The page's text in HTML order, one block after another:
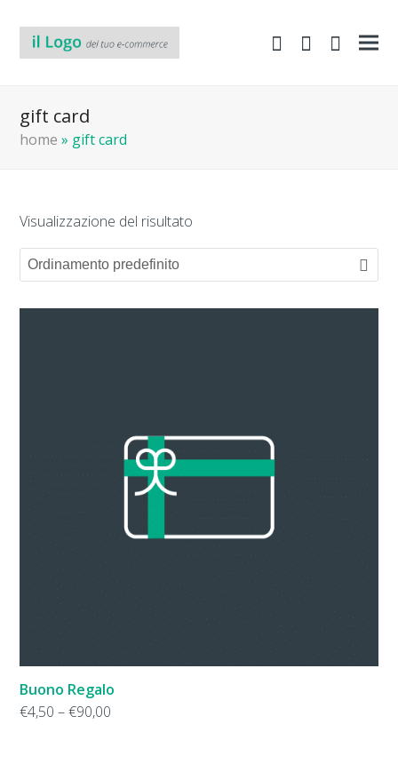
shopping-
Areasearch
gift card
home » gift card
Visualizzazione del risultato
Buono Regalo
€4,50 –€90,00